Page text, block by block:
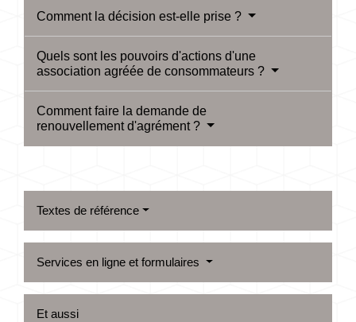
Comment la décision est-elle prise ?
Quels sont les pouvoirs d'actions d'une
association agréée de consommateurs ?
Comment faire la demande de
renouvellement d'agrément ?
Textes de référence
Services en ligne et formulaires
Et aussi